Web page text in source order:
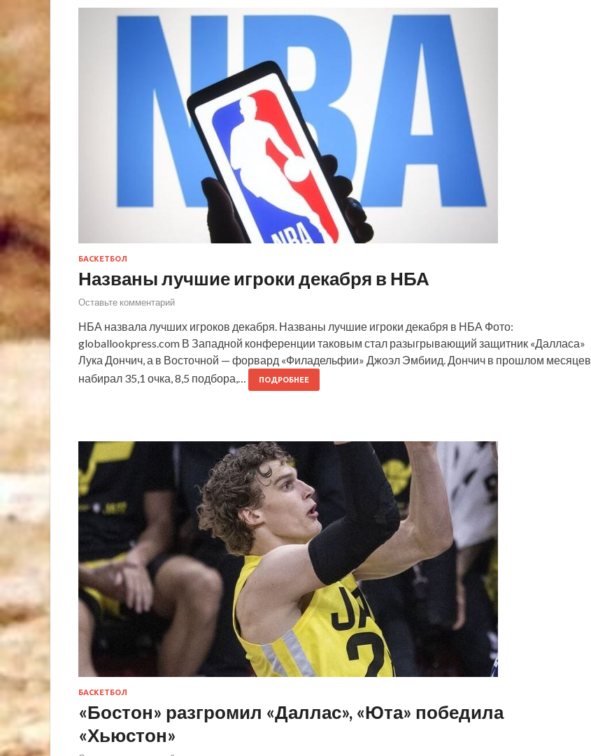
БАСКЕТБОЛ
Названы лучшие игроки декабря в НБА
Оставьте комментарий
НБА назвала лучших игроков декабря. Названы лучшие игроки декабря в НБА Фото:
globallookpress.com В Западной конференции таковым стал разыгрывающий защитник «Далласа»
Лука Дончич, а в Восточной — форвард «Филадельфии» Джоэл Эмбиид. Дончич в прошлом месяцев
набирал 35,1 очка, 8,5 подбора,…
ПОДРОБНЕЕ
БАСКЕТБОЛ
«Бостон» разгромил «Даллас», «Юта» победила
«Хьюстон»